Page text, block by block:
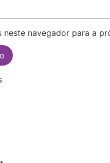
neste navegador para a